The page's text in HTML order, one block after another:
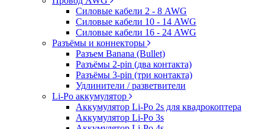
Силовые кабели 2 - 8 AWG
Силовые кабели 10 - 14 AWG
Силовые кабели 16 - 24 AWG
Разъёмы и коннекторы
Разъем Banana (Bullet)
Разъёмы 2-pin (два контакта)
Разъёмы 3-pin (три контакта)
Удлинители / разветвители
Li-Po аккумулятор
Аккумулятор Li-Po 2s для квадрокоптера
Аккумулятор Li-Po 3s